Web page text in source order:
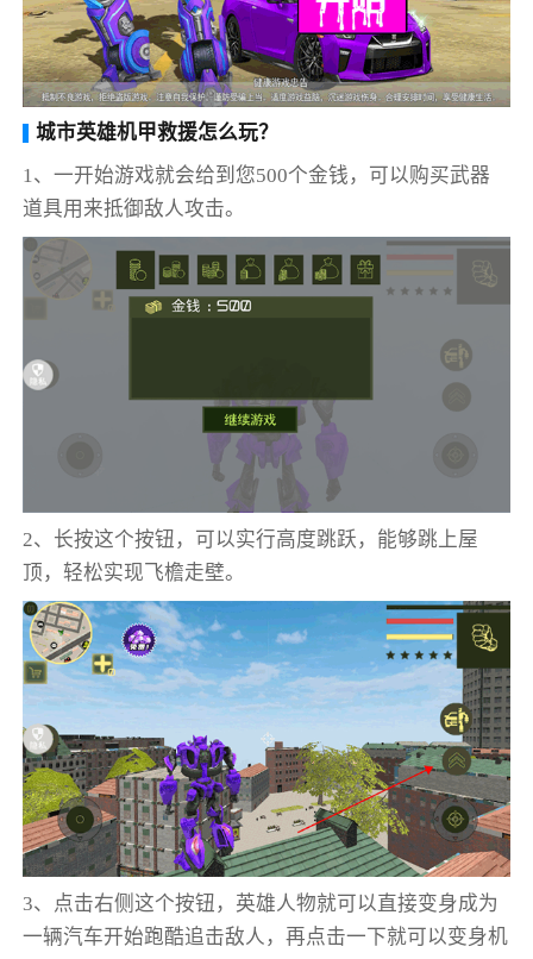
城市英雄机甲救援怎么玩？
1、一开始游戏就会给到您500个金钱，可以购买武器
道具用来抵御敌人攻击。
2、长按这个按钮，可以实行高度跳跃，能够跳上屋
顶，轻松实现飞檐走壁。
3、点击右侧这个按钮，英雄人物就可以直接变身成为
一辆汽车开始跑酷追击敌人，再点击一下就可以变身机